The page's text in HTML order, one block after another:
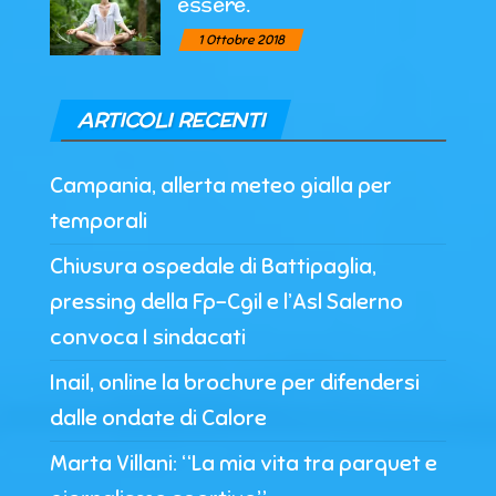
1 Ottobre 2018
ARTICOLI RECENTI
Campania, allerta meteo gialla per
temporali
Chiusura ospedale di Battipaglia,
pressing della Fp-Cgil e l’Asl Salerno
convoca I sindacati
Inail, online la brochure per difendersi
dalle ondate di Calore
Marta Villani: “La mia vita tra parquet e